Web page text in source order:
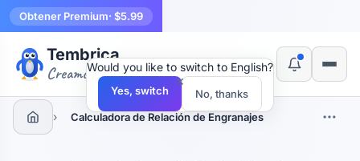
Obtener Premium· $5.99
Tembrica
Creamos herramientas
› Calculadora de Relación de Engranajes
×
Would you like to switch to English?
Yes, switch No, thanks